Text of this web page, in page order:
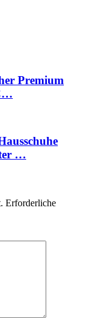
Premium
…
Erforderliche